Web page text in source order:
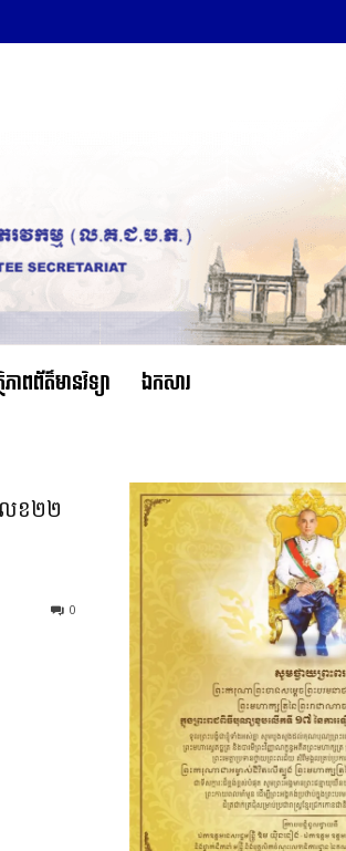
ាពព័ត៌មានវិទ្យា ឯកសារ
េខ​២២
0